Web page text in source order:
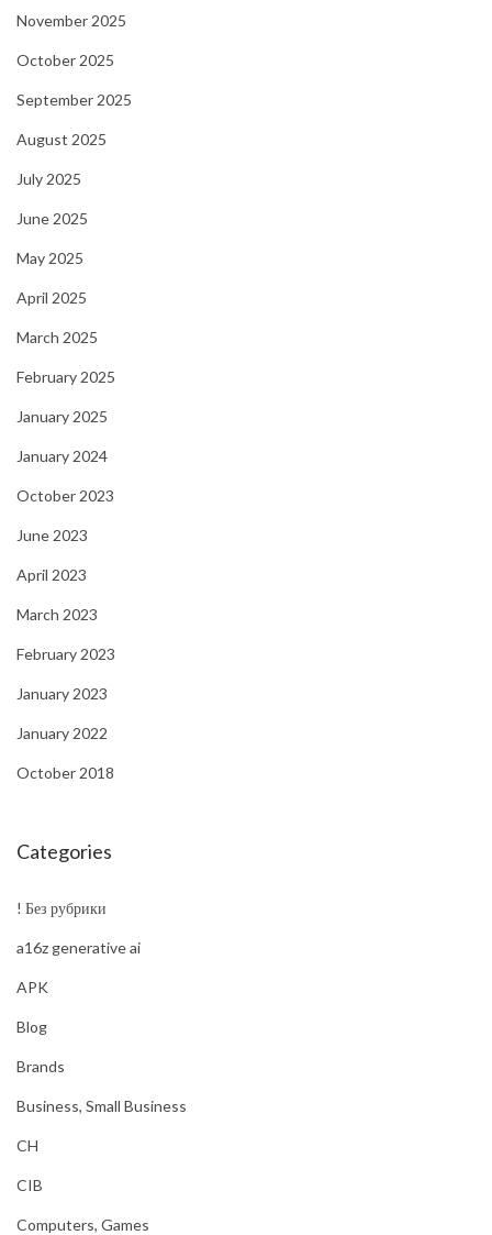
November 2025
October 2025
September 2025
August 2025
July 2025
June 2025
May 2025
April 2025
March 2025
February 2025
January 2025
January 2024
October 2023
June 2023
April 2023
March 2023
February 2023
January 2023
January 2022
October 2018
Categories
! Без рубрики
a16z generative ai
APK
Blog
Brands
Business, Small Business
CH
CIB
Computers, Games